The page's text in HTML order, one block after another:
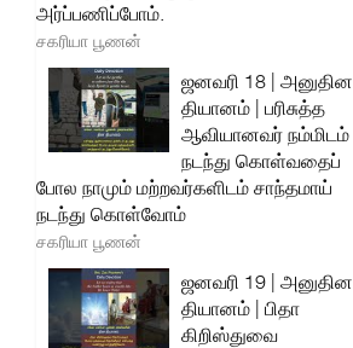
அர்ப்பணிப்போம்.
சகரியா பூணன்
ஜனவரி 18 | அனுதின
தியானம் | பரிசுத்த
ஆவியானவர் நம்மிடம்
நடந்து கொள்வதைப்
போல நாமும் மற்றவர்களிடம் சாந்தமாய்
நடந்து கொள்வோம்
சகரியா பூணன்
ஜனவரி 19 | அனுதின
தியானம் | பிதா
கிறிஸ்துவை